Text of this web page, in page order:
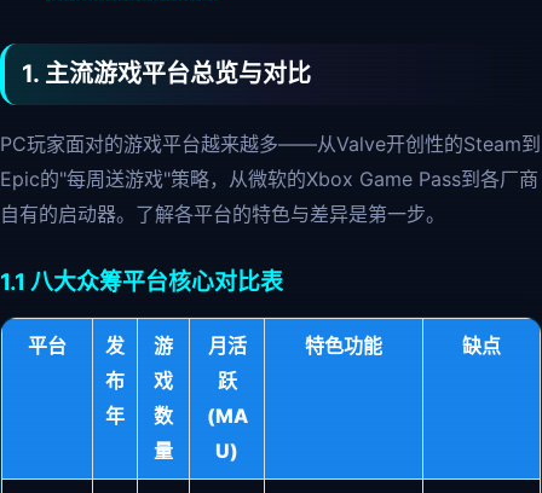
1. 主流游戏平台总览与对比
PC玩家面对的游戏平台越来越多——从Valve开创性的Steam到
Epic的"每周送游戏"策略，从微软的Xbox Game Pass到各厂商
自有的启动器。了解各平台的特色与差异是第一步。
1.1 八大众筹平台核心对比表
平台
发
布
年
游
戏
数
量
月活
跃
(MA
U)
特色功能 缺点